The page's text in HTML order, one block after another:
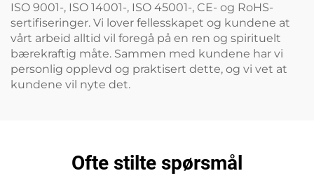
ISO 9001-, ISO 14001-, ISO 45001-, CE- og RoHS-
sertifiseringer. Vi lover fellesskapet og kundene at
vårt arbeid alltid vil foregå på en ren og spirituelt
bærekraftig måte. Sammen med kundene har vi
personlig opplevd og praktisert dette, og vi vet at
kundene vil nyte det.
Ofte stilte spørsmål